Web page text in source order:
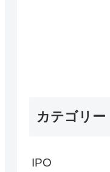
カテゴリー
IPO